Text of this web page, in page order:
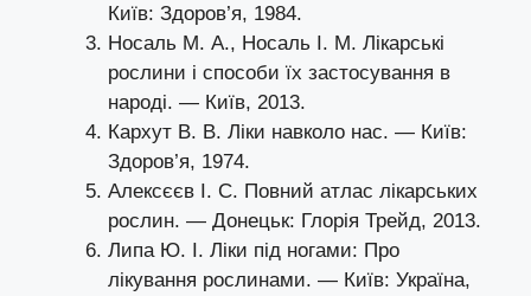
Київ: Здоров’я, 1984.
Носаль М. А., Носаль І. М. Лікарські
рослини і способи їх застосування в
народі. — Київ, 2013.
Кархут В. В. Ліки навколо нас. — Київ:
Здоров’я, 1974.
Алексєєв І. С. Повний атлас лікарських
рослин. — Донецьк: Глорія Трейд, 2013.
Липа Ю. І. Ліки під ногами: Про
лікування рослинами. — Київ: Україна,